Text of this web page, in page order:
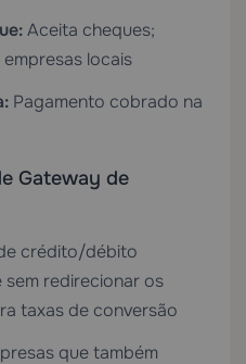
Aceita cheques;
locais
Pagamento cobrado na
Gateway de
crédito/débito
redirecionar os
taxas de conversão
que também